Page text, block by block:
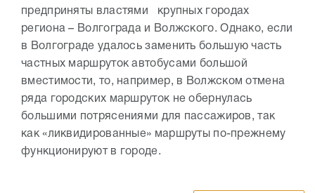
предприняты властями крупных городах
региона – Волгограда и Волжского. Однако, если
в Волгограде удалось заменить большую часть
частных маршруток автобусами большой
вместимости, то, например, в Волжском отмена
ряда городских маршруток не обернулась
большими потрясениями для пассажиров, так
как «ликвидированные» маршруты по-прежнему
функционируют в городе.